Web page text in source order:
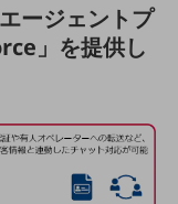
ージェントプ
」を提供し